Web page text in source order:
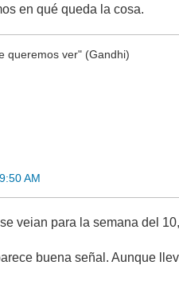
en qué queda la cosa.
queremos ver" (Gandhi)
AM
veian para la semana del
buena señal. Aunque